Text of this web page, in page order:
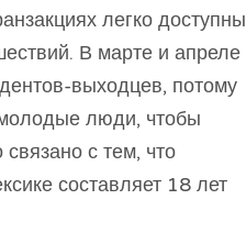
легко доступны
В марте и апреле
выходцев, потому
люди, чтобы
с тем, что
составляет 18 лет